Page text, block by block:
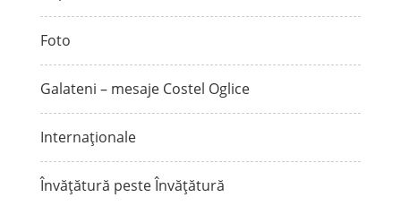
Foto
Galateni – mesaje Costel Oglice
Internaționale
Învățătură peste Învățătură